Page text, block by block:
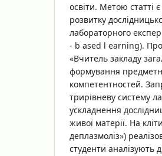
освіти. Метою статті
розвитку
лабораторного
- b ased l earning).
«Вчитель закладу
формування
компетентностей.
трирівневу систему
ускладнення
живої матерії. На
деплазмоліз»)
студенти аналізують